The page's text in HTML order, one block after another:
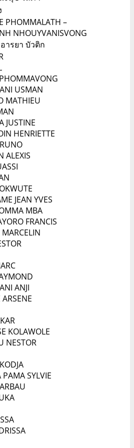
PHOMMALATH –
NHOUYVANISVONG
ารยา บัวติก
USMAN
MATHIEU
JUSTINE
HENRIETTE
ALEXIS
JEAN YVES
MBA
FRANCIS
ANJI
KOLAWOLE
NESTOR
SYLVIE